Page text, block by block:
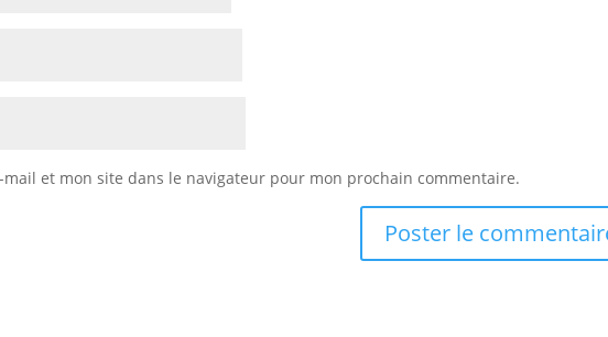
et mon site dans le navigateur pour mon prochain commentaire.